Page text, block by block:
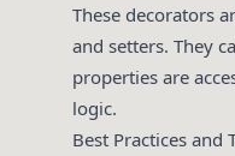
These decorators
and setters. They
properties are
logic.
Best Practices and